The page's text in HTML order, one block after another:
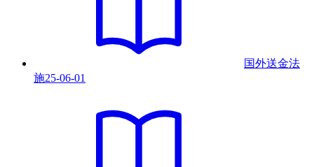
国外送金法
施25-06-01